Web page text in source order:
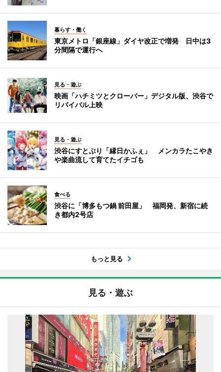
暮らす・働く
東京メトロ「銀座線」ダイヤ改正で増発 日中は3
分間隔で運行へ
見る・遊ぶ
映画「ハチミツとクローバー」デジタル版、渋谷で
リバイバル上映
見る・遊ぶ
渋谷にすとぷり「縁日かふぇ」 メンカラたこやき
や楽曲流して育てたイチゴも
食べる
渋谷に「博多もつ鍋 前田屋」 福岡発、新宿に続
き都内2号店
もっと見る
見る・遊ぶ